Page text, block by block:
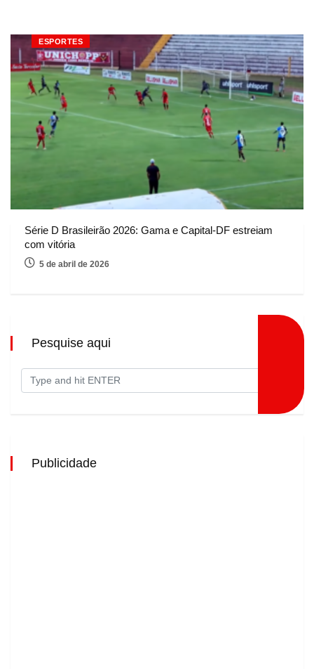
ESPORTES
Série D Brasileirão 2026: Gama e Capital-DF estreiam
com vitória
5 de abril de 2026
Pesquise aqui
Publicidade